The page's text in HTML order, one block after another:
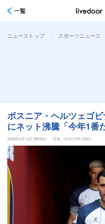
一覧
ニューストップ > スポーツニュース
ボスニア・ヘルツェゴ
にネット沸騰「今年1番
2026年6月13日 8時58分 写真：SOCCER KING